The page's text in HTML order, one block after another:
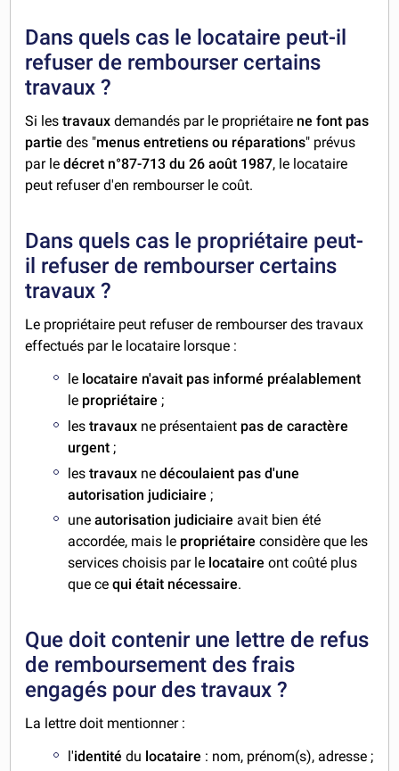
Dans quels cas le locataire peut-il
refuser de rembourser certains
travaux ?
Si les travauxdemandés par le propriétaire ne font pas
partie des "menus entretiens ou réparations" prévus
par ledécret n°87-713 du 26 août 1987, le locataire
peut refuser d'en rembourser le coût.
Dans quels cas le propriétaire peut-
il refuser de rembourser certains
travaux ?
Le propriétaire peut refuser de rembourser des travaux
effectués par le locataire lorsque :
le locataire n'avait pas informé préalablement
le propriétaire ;
lestravaux ne présentaient pas de caractère
urgent ;
les travaux nedécoulaient pas d'une
autorisation judiciaire ;
uneautorisation judiciaire avait bien été
accordée, mais le propriétaire considère que les
services choisis par le locataireont coûté plus
que cequi était nécessaire.
Que doit contenir une lettre de refus
de remboursement des frais
engagés pour des travaux ?
La lettre doit mentionner :
l'identité du locataire : nom, prénom(s), adresse ;